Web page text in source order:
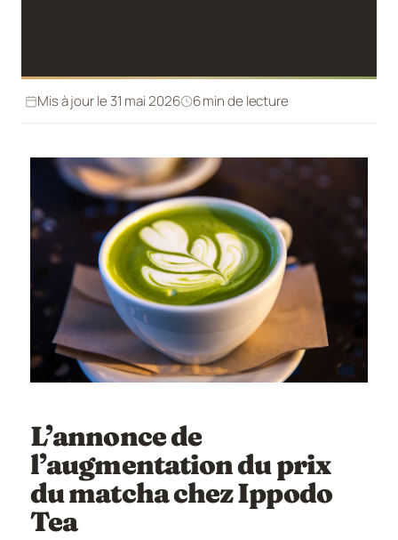
Mis à jour le 31 mai 2026 6 min de lecture
L’annonce de
l’augmentation du prix
du matcha chez Ippodo
Tea